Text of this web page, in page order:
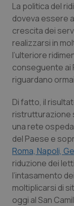
Puglia
Sardegna
Sicilia
Umbria
Valle
Veneto
Malattie
Malattia
Oncologia
La politica del
doveva essere
crescita dei
realizzarsi in
l’ulteriore
conseguente ai
riguardano
Di fatto, il
ristrutturazione
una rete
del Paese e
Roma, Napoli,
riduzione dei
l’intasamento
moltiplicarsi di
oggi al San